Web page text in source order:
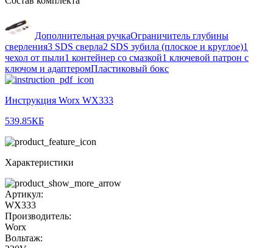
Дополнительная ручкаОграничитель глубины
сверления3 SDS сверла2 SDS зубила (плоское и круглое)1
чехол от пыли1 контейнер со смазкой1 ключевой патрон с
ключом и адаптеромПластиковый бокс
Инструкция Worx WX333
539.85КБ
Характеристики
Артикул:
WX333
Производитель:
Worx
Вольтаж: